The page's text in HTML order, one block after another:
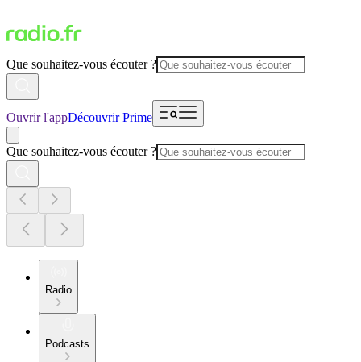
Que souhaitez-vous écouter ?
Ouvrir l'appDécouvrir Prime
Que souhaitez-vous écouter ?
Radio
Podcasts